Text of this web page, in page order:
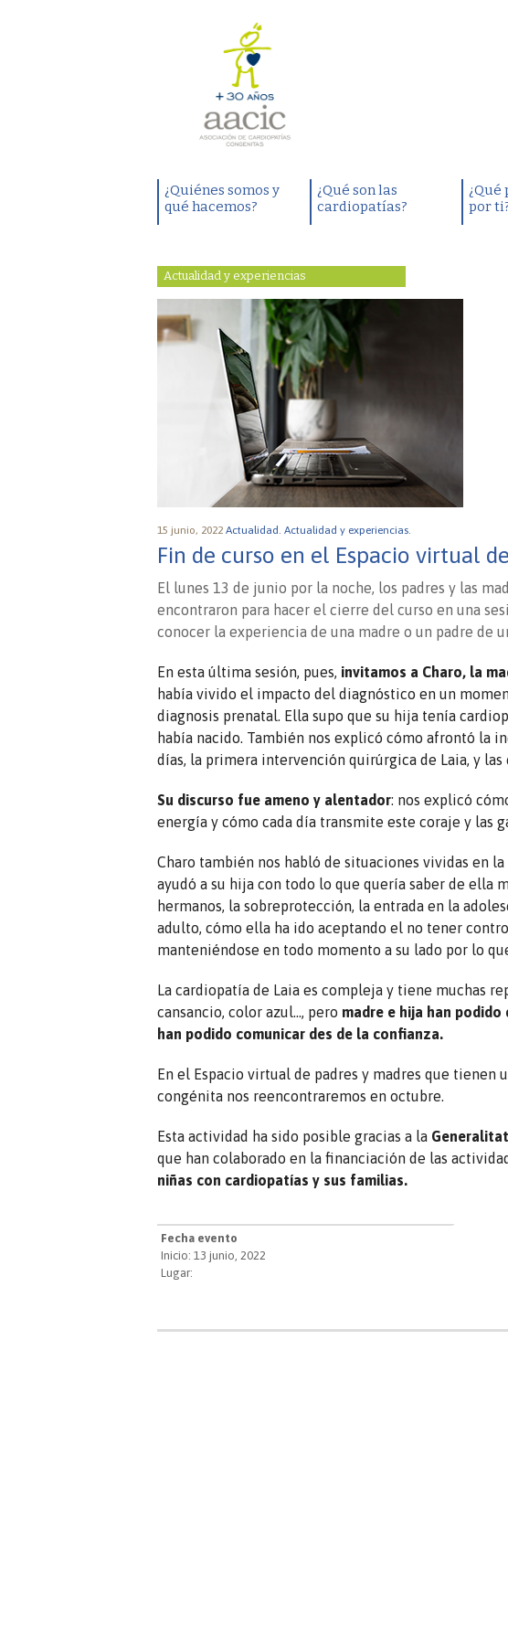
¿Quiénes somos y
qué hacemos?
¿Qué son las
cardiopatías?
¿Qué
por
Actualidad y experiencias
15 junio, 2022 Actualidad. Actualidad y experiencias.
Fin de curso en el Espacio virtual
El lunes 13 de junio por la noche, los padres y las
encontraron para hacer el cierre del curso en una
conocer la experiencia de una madre o un padre de
En esta última sesión, pues, invitamos a Charo, la
había vivido el impacto del diagnóstico en un
diagnosis prenatal. Ella supo que su hija tenía
había nacido. También nos explicó cómo afrontó la
días, la primera intervención quirúrgica de Laia, y
Su discurso fue ameno y alentador: nos explicó
energía y cómo cada día transmite este coraje y las
Charo también nos habló de situaciones vividas en
ayudó a su hija con todo lo que quería saber de ella
hermanos, la sobreprotección, la entrada en la
adulto, cómo ella ha ido aceptando el no tener
manteniéndose en todo momento a su lado por lo
La cardiopatía de Laia es compleja y tiene muchas
cansancio, color azul…, pero madre e hija han
han podido comunicar des de la confianza.
En el Espacio virtual de padres y madres que tienen
congénita nos reencontraremos en octubre.
Esta actividad ha sido posible gracias a la
que han colaborado en la financiación de las
niñas con cardiopatías y sus familias.
Fecha evento
Inicio: 13 junio, 2022
Lugar: